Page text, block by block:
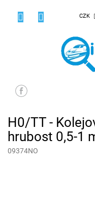
CZK
H0/TT -
hrubost 0,5-1
09374NO